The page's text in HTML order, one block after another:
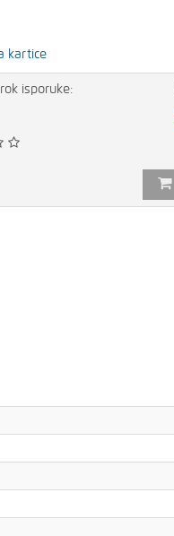
kartice
isporuke: